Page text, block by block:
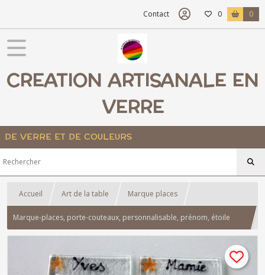
Contact 0 0
CREATION ARTISANALE EN
VERRE
DE VERRE ET DE COULEURS
Accueil Art de la table Marque places
Marque-places, porte-couteaux, personnalisable, prénom, étoile